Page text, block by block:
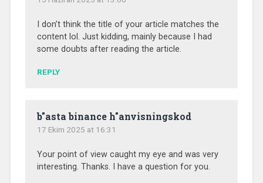
I don’t think the title of your article matches the
content lol. Just kidding, mainly because I had
some doubts after reading the article.
REPLY
b"asta binance h"anvisningskod
17 Ekim 2025 at 16:31
Your point of view caught my eye and was very
interesting. Thanks. I have a question for you.